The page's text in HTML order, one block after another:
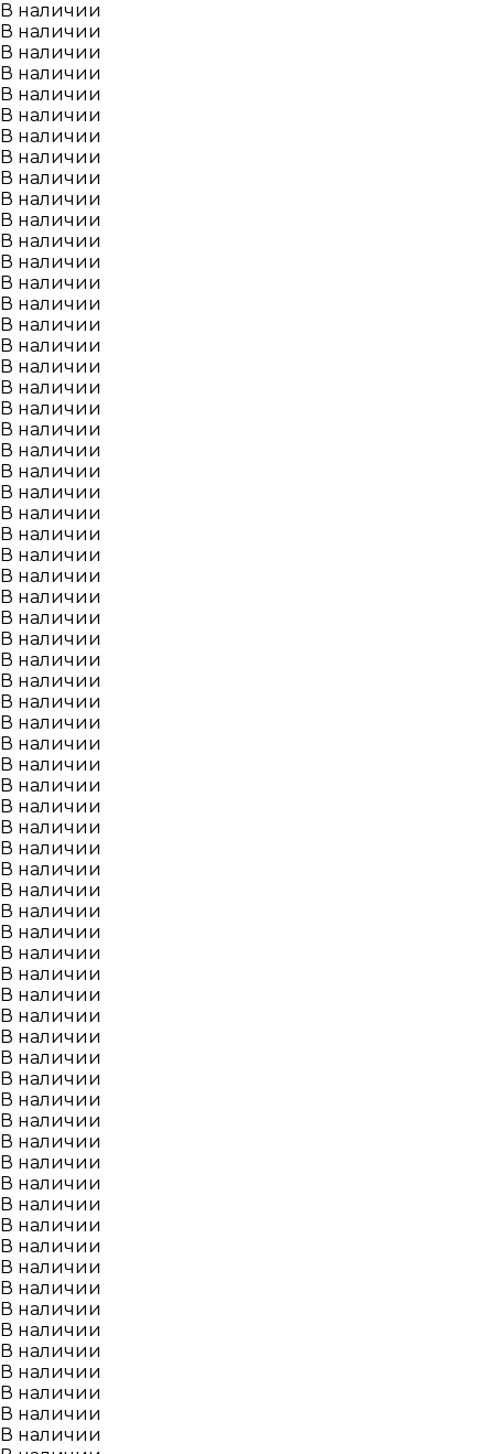
В наличии
В наличии
В наличии
В наличии
В наличии
В наличии
В наличии
В наличии
В наличии
В наличии
В наличии
В наличии
В наличии
В наличии
В наличии
В наличии
В наличии
В наличии
В наличии
В наличии
В наличии
В наличии
В наличии
В наличии
В наличии
В наличии
В наличии
В наличии
В наличии
В наличии
В наличии
В наличии
В наличии
В наличии
В наличии
В наличии
В наличии
В наличии
В наличии
В наличии
В наличии
В наличии
В наличии
В наличии
В наличии
В наличии
В наличии
В наличии
В наличии
В наличии
В наличии
В наличии
В наличии
В наличии
В наличии
В наличии
В наличии
В наличии
В наличии
В наличии
В наличии
В наличии
В наличии
В наличии
В наличии
В наличии
В наличии
В наличии
В наличии